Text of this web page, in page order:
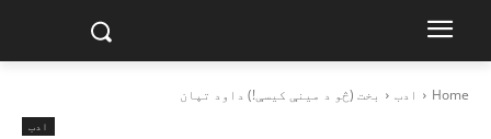
Home ادب بخت (څو د مينې کيسې!) داود تپان
ادب